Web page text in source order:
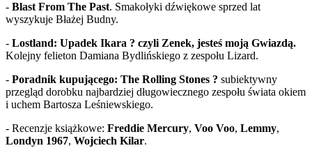
- Blast From The Past. Smakołyki dźwiękowe sprzed lat
wyszykuje Błażej Budny.
- Lostland: Upadek Ikara ? czyli Zenek, jesteś moją Gwiazdą.
Kolejny felieton Damiana Bydlińskiego z zespołu Lizard.
- Poradnik kupującego: The Rolling Stones ? subiektywny
przegląd dorobku najbardziej długowiecznego zespołu świata okiem
i uchem Bartosza Leśniewskiego.
- Recenzje książkowe: Freddie Mercury, Voo Voo, Lemmy,
Londyn 1967, Wojciech Kilar.